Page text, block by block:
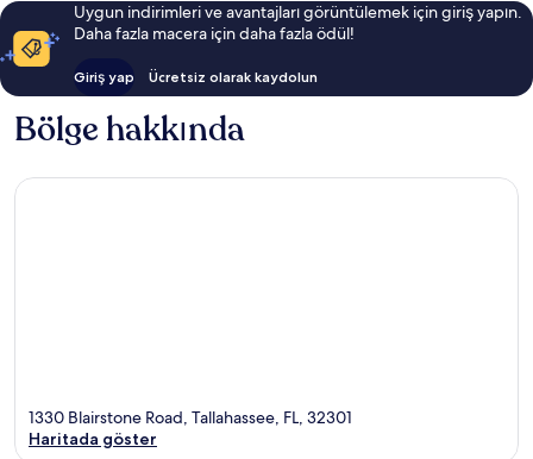
Uygun indirimleri ve avantajları görüntülemek için giriş yapın.
Daha fazla macera için daha fazla ödül!
Giriş yap Ücretsiz olarak kaydolun
Bölge hakkında
1330 Blairstone Road, Tallahassee, FL, 32301
Haritada göster